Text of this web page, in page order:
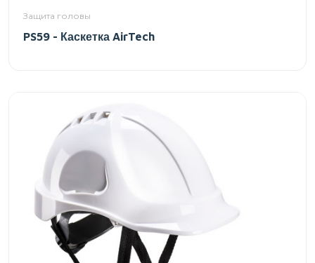
Защита головы
PS59 - Каскетка AirTech